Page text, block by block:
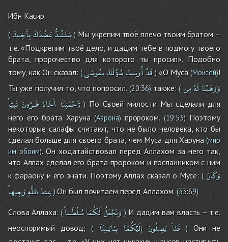
Ибн Касир
( سَنَشُدُّعَضُدَكَبِأَخِيكَ ) Мы укрепим твоё плечо твоим братом –
т.е. «Подкрепим твоё дело, и дадим тебе в подмогу твоего
брата, пророчество для которого ты просил». Подобно
тому, как Он сказал: ( قَدْأُوتِيتَسُؤْلَكَيمُوسَى )«О Муса(Моисей)!
Ты уже получил то, что попросил. (20:36)также:( وَوَهَبْنَالَهُمِن
رَّحْمَتِنَآ أَخَاهُ هَـرُونَ نَبِيّاً )По Своей милости Мы сделали для
него его брата Харуна (Аарона)пророком. (19:53)Поэтому
некоторые салафы считают, что не было человека, кто бы
сделал больше для своего брата, чем Муса для Харуна(мир
им обоим). Он ходатайствовал перед Аллахом за него так,
что Аллах сделал его брата пророком и посланником с ним
к фараону и его знати. Поэтому Аллах сказал о Мусе: ( وَكَانَ
عِندَاللَّهِوَجِيهاً )Он был почитаем перед Аллахом. (33:69)
Слова Аллаха: ( وَنَجْعَلُلَكُمَاسُلْطَـناً )И дадим вам власть – т.е.
неоспоримый довод; ( فَلاَ يَصِلُونَ إِلَيْكُمَا بِـْايَـتِنَآ )Они не